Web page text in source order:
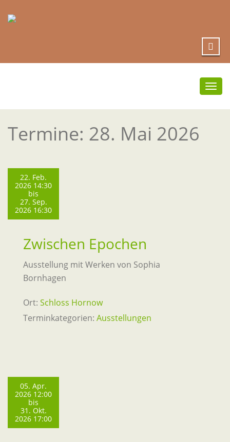
Termine: 28. Mai 2026
22. Feb.
2026 14:30
bis
27. Sep.
2026 16:30
Zwischen Epochen
Ausstellung mit Werken von Sophia
Bornhagen
Ort: Schloss Hornow
Terminkategorien: Ausstellungen
05. Apr.
2026 12:00
bis
31. Okt.
2026 17:00